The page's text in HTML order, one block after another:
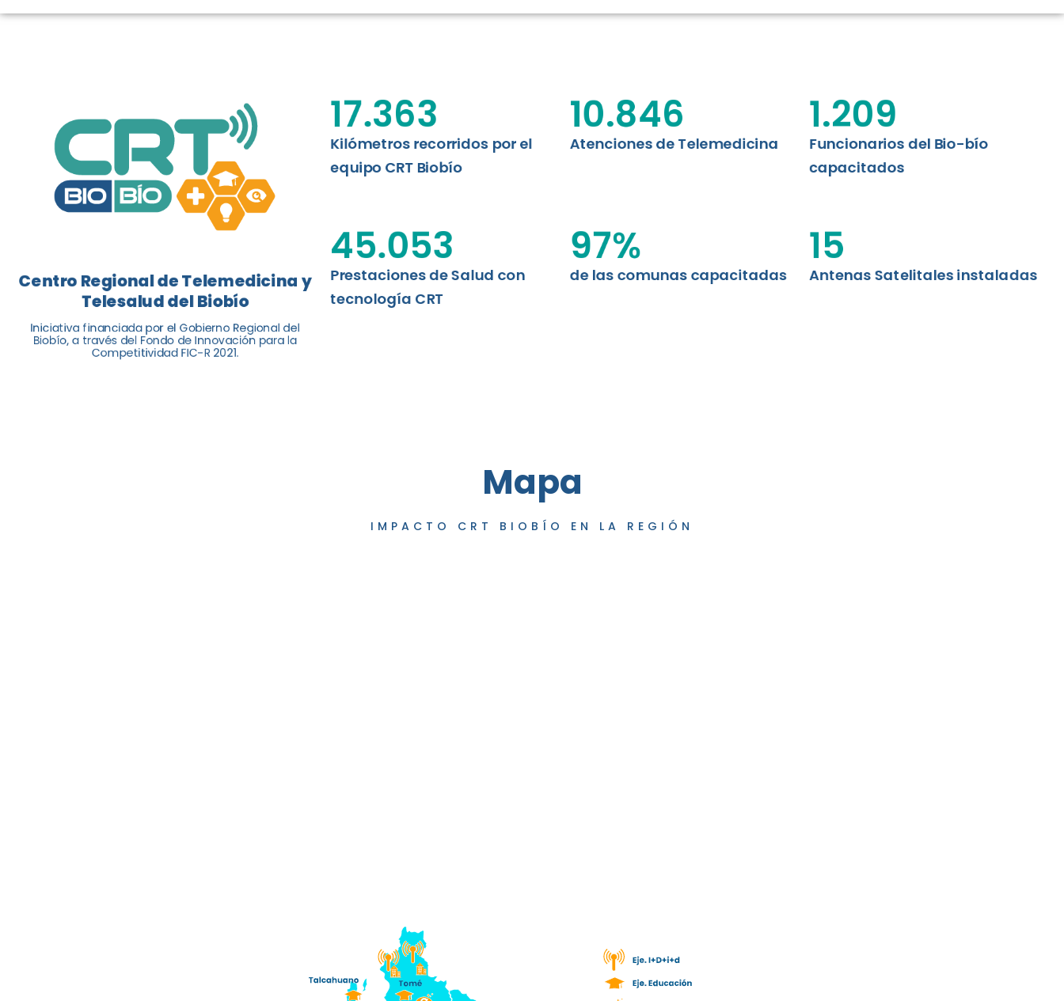
ABORDAJE CLÍNICO EN
I+D+I+E
MDPA
balance de tres años acercando la salud digital a los habitantes...
Leer más
Centro Regional de Telemedicina y
Telesalud del Biobío
Iniciativa financiada por el Gobierno Regional del
Biobío, a través del Fondo de Innovación para la
Competitividad FIC-R 2021.
Kilómetros recorridos por el
equipo CRT Biobío
17.363
Atenciones de Telemedicina
10.846
Funcionarios del Bio-bío
capacitados
1.209
Prestaciones de Salud con
tecnología CRT
45.053
de las comunas capacitadas
97%
Antenas Satelitales instaladas
15
Mapa
IMPACTO CRT BIOBÍO EN LA REGIÓN